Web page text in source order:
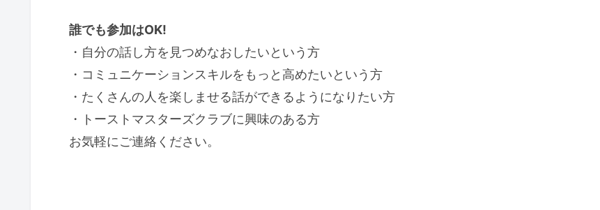
誰でも参加はOK!
・自分の話し方を見つめなおしたいという方
・コミュニケーションスキルをもっと高めたいという方
・たくさんの人を楽しませる話ができるようになりたい方
・トーストマスターズクラブに興味のある方
お気軽にご連絡ください。